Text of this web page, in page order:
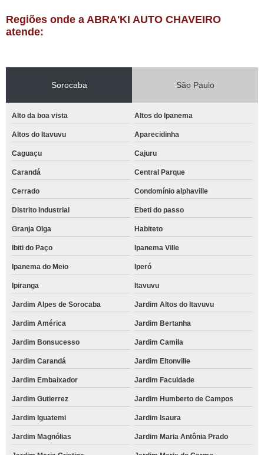
Regiões onde a ABRA'KI AUTO CHAVEIRO
atende:
Sorocaba São Paulo
Alto da boa vista Altos do Ipanema
Altos do Itavuvu Aparecidinha
Caguaçu Cajuru
Carandá Central Parque
Cerrado Condomínio alphaville
Distrito Industrial Ebeti do passo
Granja Olga Habiteto
Ibiti do Paço Ipanema Ville
Ipanema do Meio Iperó
Ipiranga Itavuvu
Jardim Alpes de Sorocaba Jardim Altos do Itavuvu
Jardim América Jardim Bertanha
Jardim Bonsucesso Jardim Camila
Jardim Carandá Jardim Eltonville
Jardim Embaixador Jardim Faculdade
Jardim Gutierrez Jardim Humberto de Campos
Jardim Iguatemi Jardim Isaura
Jardim Magnólias Jardim Maria Antônia Prado